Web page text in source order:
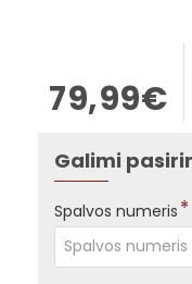
79,99€
Galimi
Spalvos numeris